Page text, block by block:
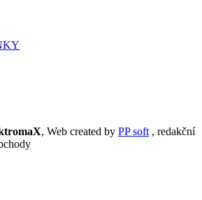
, Web created by PP soft , redakční